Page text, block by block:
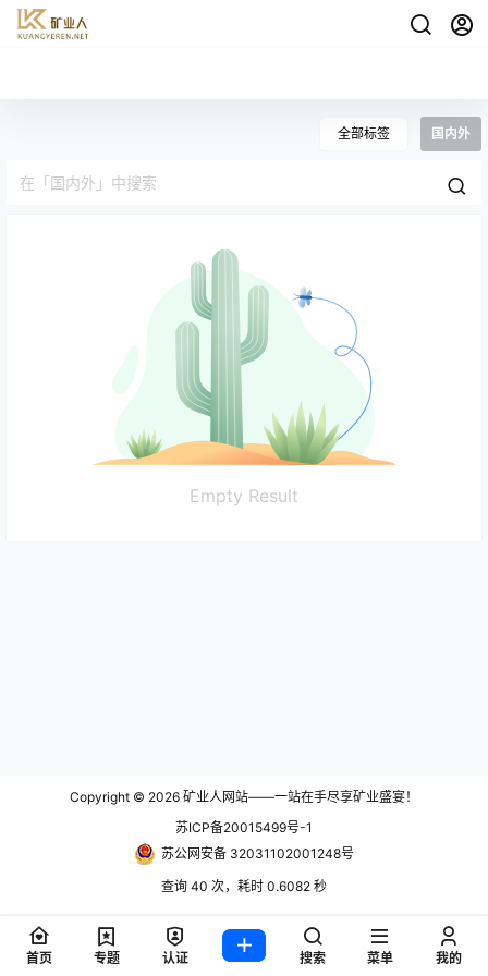
全部标签 国内外
Empty Result
Copyright © 2026 矿业人网站——一站在手尽享矿业盛宴！
苏ICP备20015499号-1
苏公网安备 32031102001248号
查询 40 次，耗时 0.6082 秒
首页 专题 认证 搜索 菜单 我的